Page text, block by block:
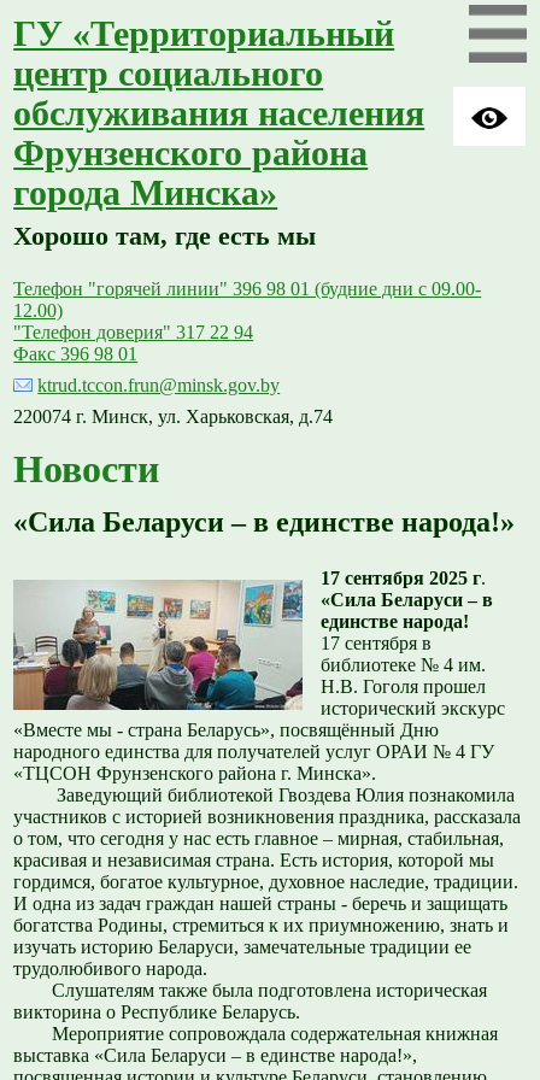
ГУ «Территориальный
центр социального
обслуживания населения
Фрунзенского района
города Минска»
Хорошо там, где есть мы
Телефон "горячей линии" 396 98 01 (будние дни с 09.00-
12.00)
"Телефон доверия" 317 22 94
Факс 396 98 01
ktrud.tccon.frun@minsk.gov.by
220074 г. Минск, ул. Харьковская, д.74
Новости
«Сила Беларуси – в единстве народа!»
17 сентября 2025 г.
«Сила Беларуси – в
единстве народа!
17 сентября в
библиотеке № 4 им.
Н.В. Гоголя прошел
исторический экскурс
«Вместе мы - страна Беларусь», посвящённый Дню
народного единства для получателей услуг ОРАИ № 4 ГУ
«ТЦСОН Фрунзенского района г. Минска».
Заведующий библиотекой Гвоздева Юлия познакомила
участников с историей возникновения праздника, рассказала
о том, что сегодня у нас есть главное – мирная, стабильная,
красивая и независимая страна. Есть история, которой мы
гордимся, богатое культурное, духовное наследие, традиции.
И одна из задач граждан нашей страны - беречь и защищать
богатства Родины, стремиться к их приумножению, знать и
изучать историю Беларуси, замечательные традиции ее
трудолюбивого народа.
Слушателям также была подготовлена историческая
викторина о Республике Беларусь.
Мероприятие сопровождала содержательная книжная
выставка «Сила Беларуси – в единстве народа!»,